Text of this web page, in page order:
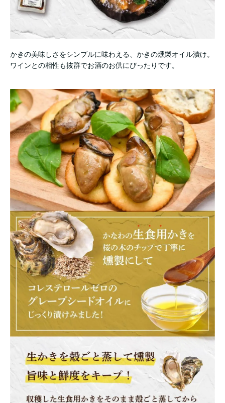
かきの美味しさをシンプルに味わえる、かきの燻製オイル漬け。
ワインとの相性も抜群でお酒のお供にぴったりです。